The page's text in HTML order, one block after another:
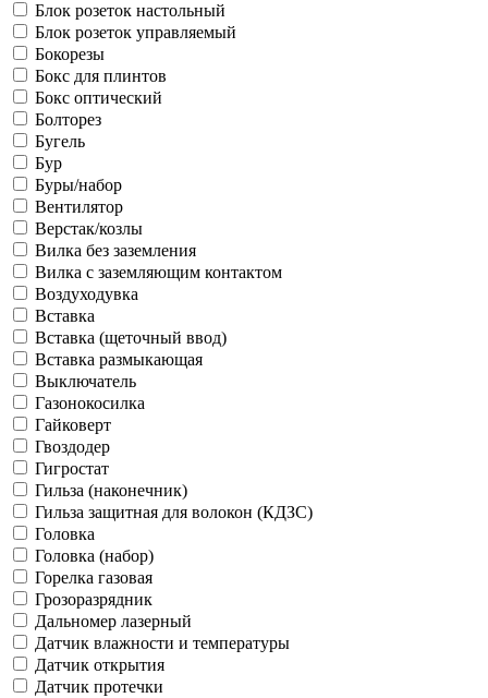
Блок розеток настольный
Блок розеток управляемый
Бокорезы
Бокс для плинтов
Бокс оптический
Болторез
Бугель
Бур
Буры/набор
Вентилятор
Верстак/козлы
Вилка без заземления
Вилка с заземляющим контактом
Воздуходувка
Вставка
Вставка (щеточный ввод)
Вставка размыкающая
Выключатель
Газонокосилка
Гайковерт
Гвоздодер
Гигростат
Гильза (наконечник)
Гильза защитная для волокон (КДЗС)
Головка
Головка (набор)
Горелка газовая
Грозоразрядник
Дальномер лазерный
Датчик влажности и температуры
Датчик открытия
Датчик протечки